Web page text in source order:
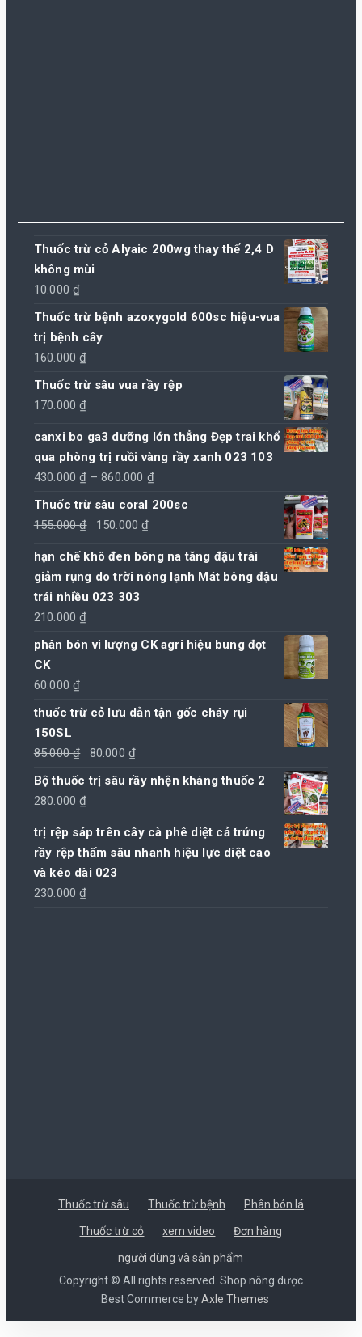
Thuốc trừ cỏ Alyaic 200wg thay thế 2,4 D
không mùi
10.000₫
Thuốc trừ bệnh azoxygold 600sc hiệu-vua
trị bệnh cây
160.000₫
Thuốc trừ sâu vua rầy rệp
170.000₫
canxi bo ga3 dưỡng lớn thẳng Đẹp trai khổ
qua phòng trị ruồi vàng rầy xanh 023 103
430.000₫ – 860.000 ₫Khoảng
giá:
đến
860.000 ₫
Thuốc trừ sâu coral 200sc
155.000₫
Giá
là:
155.000 ₫.
150.000₫
tại
là:
hạn chế khô đen bông na tăng đậu trái
giảm rụng do trời nóng lạnh Mát bông đậu
trái nhiều 023 303
210.000₫
phân bón vi lượng CK agri hiệu bung đọt
CK
60.000₫
thuốc trừ cỏ lưu dẫn tận gốc cháy rụi
150SL
85.000₫
Giá
gốc
là:
80.000 ₫
hiện
80.000 ₫.
Bộ thuốc trị sâu rầy nhện kháng thuốc 2
280.000₫
trị rệp sáp trên cây cà phê diệt cả trứng
rầy rệp thấm sâu nhanh hiệu lực diệt cao
và kéo dài 023
230.000₫
Thuốc trừ sâu Thuốc trừ bệnh Phân bón lá
Thuốc trừ cỏ xem video Đơn hàng
người dùng và sản phẩm
Copyright © All rights reserved. Shop nông dược
Best Commerce byAxle Themes